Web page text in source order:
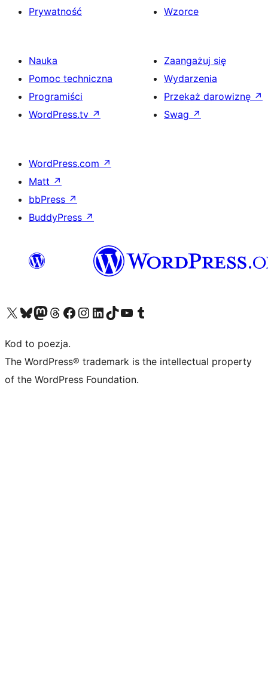
Prywatność
Wzorce
Nauka
Pomoc techniczna
Programiści
WordPress.tv ↗
Zaangażuj się
Wydarzenia
Przekaż darowiznę ↗
Swag ↗
WordPress.com ↗
Matt ↗
bbPress ↗
BuddyPress ↗
Odwiedź nasze konto X (dawniej Twitter)
Odwiedź nasze konto Bluesky
Odwiedź nasze konto na Mastodoncie
Odwiedź naszego Threadsa
Odwiedź naszego Facebooka
Odwiedź nasze konto na Instagramie
Odwiedź nasze konto na LinkedIn
Odwiedź naszego TikToka
Odwiedź nasz kanał YouTube
Odwiedź naszego Tumblra
Kod to poezja.
The WordPress® trademark is the intellectual property
of the WordPress Foundation.